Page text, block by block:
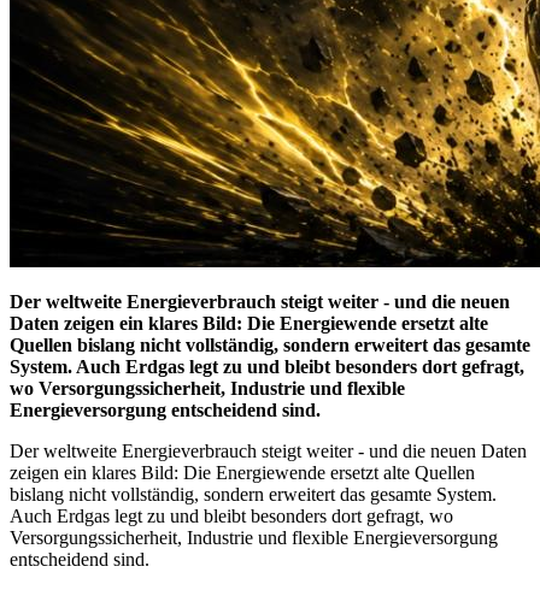
Der weltweite Energieverbrauch steigt weiter - und die neuen
Daten zeigen ein klares Bild: Die Energiewende ersetzt alte
Quellen bislang nicht vollständig, sondern erweitert das gesamte
System. Auch Erdgas legt zu und bleibt besonders dort gefragt,
wo Versorgungssicherheit, Industrie und flexible
Energieversorgung entscheidend sind.
Der weltweite Energieverbrauch steigt weiter - und die neuen Daten
zeigen ein klares Bild: Die Energiewende ersetzt alte Quellen
bislang nicht vollständig, sondern erweitert das gesamte System.
Auch Erdgas legt zu und bleibt besonders dort gefragt, wo
Versorgungssicherheit, Industrie und flexible Energieversorgung
entscheidend sind.